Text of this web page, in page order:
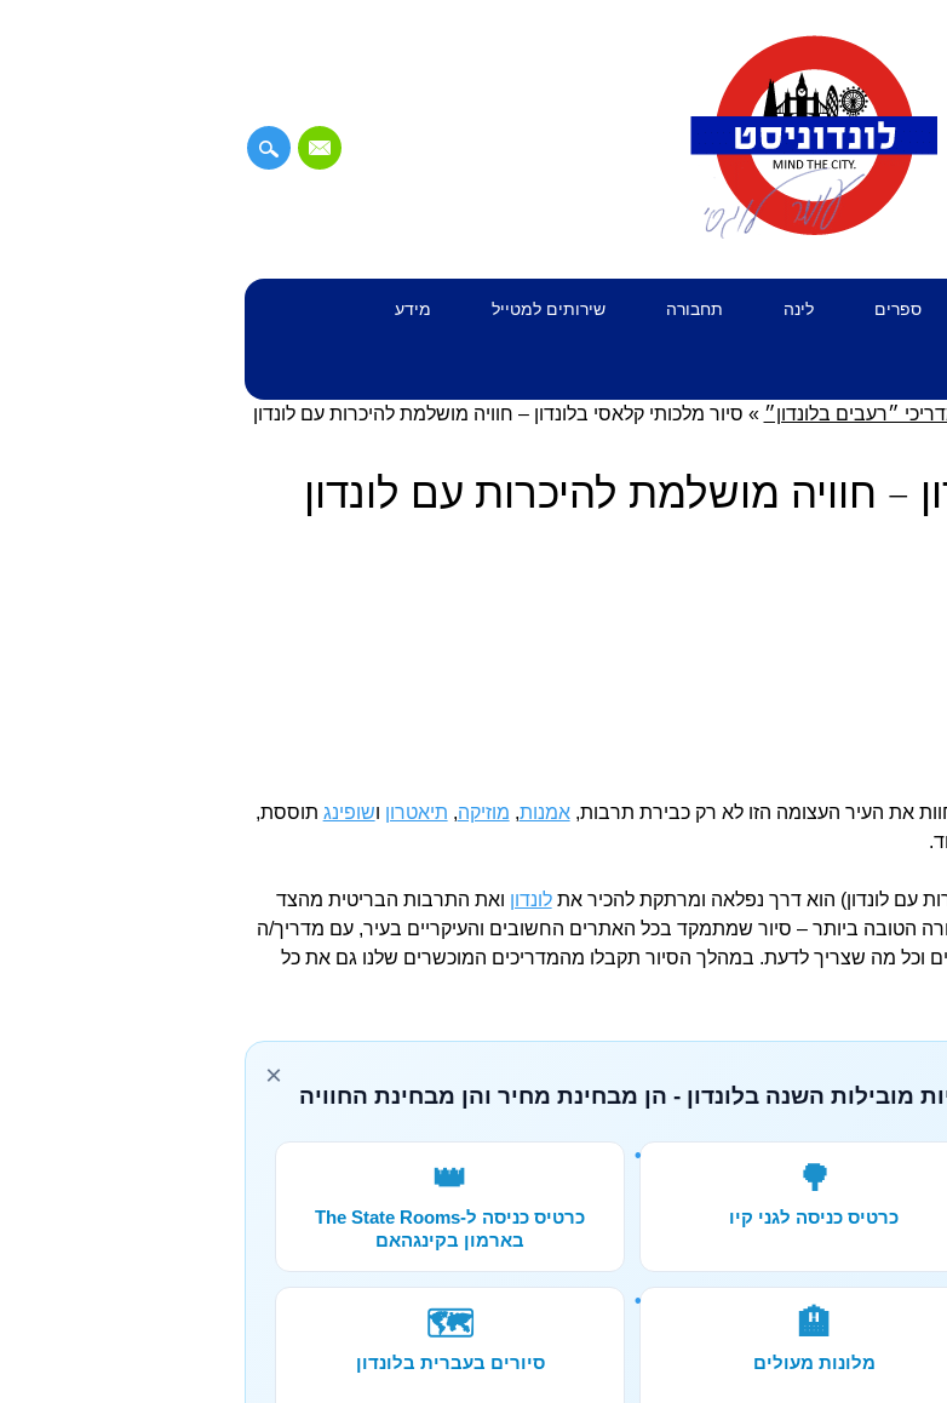
ספרים לינה תחבורה שירותים למטייל מידע
״רעבים בלונדון״ » סיור מלכותי קלאסי בלונדון – חוויה מושלמת להיכרות עם לונדון
– חוויה מושלמת להיכרות עם לונדון
את העיר העצומה הזו לא רק כבירת תרבות,אמנות, מוזיקה, תיאטרון ושופינג תוססת,
עם לונדון) הוא דרך נפלאה ומרתקת להכיר אתלונדון ואת התרבות הבריטית מהצד
הטובה ביותר – סיור שמתמקד בכל האתרים החשובים והעיקריים בעיר, עם מדריך/ה
וכל מה שצריך לדעת. במהלך הסיור תקבלו מהמדריכים המוכשרים שלנו גם את כל
×
מובילות השנה בלונדון - הן מבחינת מחיר והן מבחינת החוויה
🌳
כרטיס כניסה לגני קיו
👑
כרטיס כניסה ל-The State Rooms
בארמון בקינגהאם
🏨
מלונות מעולים
🗺️
סיורים בעברית בלונדון